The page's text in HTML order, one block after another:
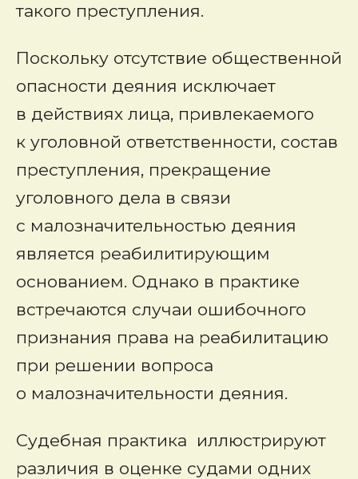
такого преступления.
Поскольку отсутствие общественной
опасности деяния исключает
в действиях лица, привлекаемого
к уголовной ответственности, состав
преступления, прекращение
уголовного дела в связи
с малозначительностью деяния
является реабилитирующим
основанием. Однако в практике
встречаются случаи ошибочного
признания права на реабилитацию
при решении вопроса
о малозначительности деяния.
Судебная практика иллюстрируют
различия в оценке судами одних